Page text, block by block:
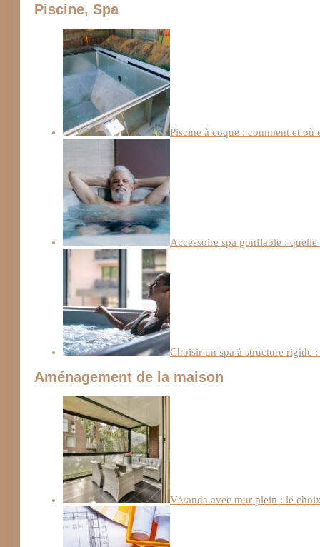
Piscine, Spa
Piscine à coque : comment et
Accessoire spa gonflable :
Choisir un spa à structure rigide
Aménagement de la maison
Véranda avec mur plein : le